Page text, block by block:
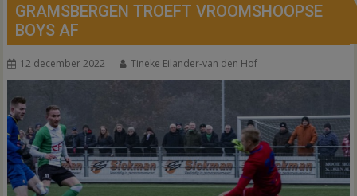
GRAMSBERGEN TROEFT VROOMSHOOPSE
BOYS AF
12 december 2022 Tineke Eilander-van den Hof